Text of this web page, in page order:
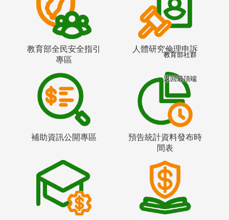
教育部全民安全指引
專區
人體研究倫理申訴
補助資訊公開專區
預告統計資料發布時
間表
教育部社群
返回最頂端